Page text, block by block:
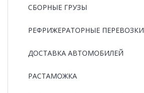
СБОРНЫЕ ГРУЗЫ
РЕФРИЖЕРАТОРНЫЕ ПЕРЕВОЗКИ
ДОСТАВКА АВТОМОБИЛЕЙ
РАСТАМОЖКА